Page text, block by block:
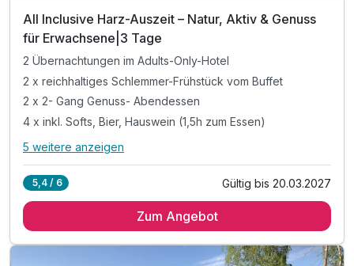
All Inclusive Harz-Auszeit – Natur, Aktiv & Genuss
für Erwachsene|3 Tage
2 Übernachtungen im Adults-Only-Hotel
2 x reichhaltiges Schlemmer-Frühstück vom Buffet
2 x 2- Gang Genuss- Abendessen
4 x inkl. Softs, Bier, Hauswein (1,5h zum Essen)
Alle Inklusivleistungen
2 x reichhaltiges Schlemmer-Frühstück vom Buffet
4 x inkl. Softs, Bier, Hauswein (1,5h zum Essen)
5 weitere anzeigen
5,4 / 6 Gültig bis 20.03.2027
Zum Angebot